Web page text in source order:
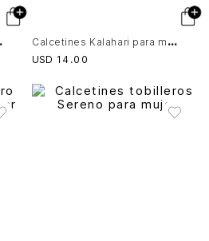
mujer C
alcetines Kalahari para mujer tobillero bordado de abeja
USD 14 .00